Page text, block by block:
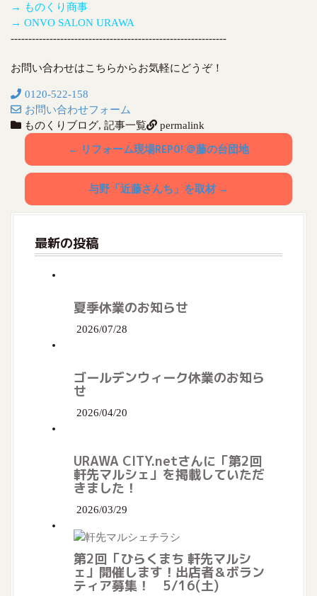
→ ものくり商事
→ ONVO SALON URAWA
-------------------------------------------------------------
お問い合わせはこちらからお気軽にどうぞ！
0120-522-158
お問い合わせフォーム
ものくりブログ, 記事一覧 permalink
P
o
s
t
n
← リフォーム現場REPO! ＠藤の台団地
与野「近藤さんち」を取材 →
最新の投稿
夏季休業のお知らせ
2026/07/28
ゴールデンウィーク休業のお知ら
せ
2026/04/20
URAWA CITY.netさんに「第2回
軒先マルシェ」を掲載していただ
きました！
2026/03/29
第2回「ひらくまち 軒先マルシ
ェ」開催します！出店者＆ボラン
ティア募集！ 5/16(土)